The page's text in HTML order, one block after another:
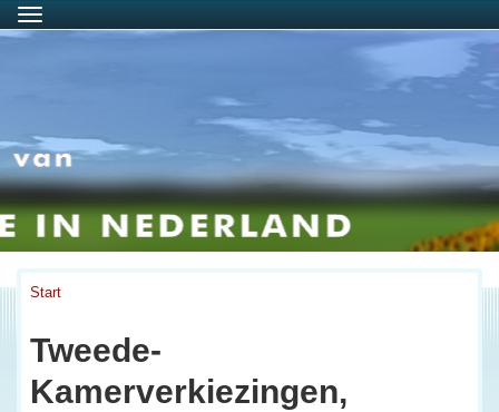
Menu
Start
Tweede-
Kamerverkiezingen,